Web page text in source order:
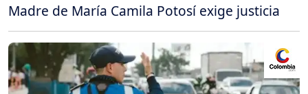
Madre de María Camila Potosí exige justicia